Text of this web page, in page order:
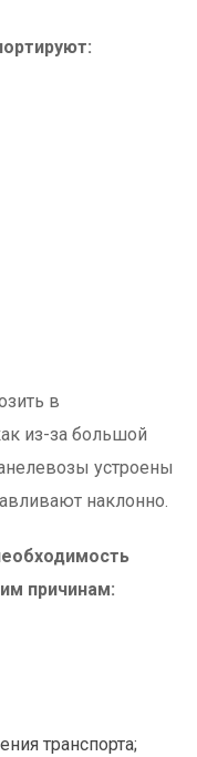
в
из-за большой
устроены
наклонно.
причинам:
транспорта;